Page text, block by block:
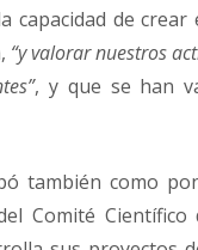
capacidad de
“y valorar nuestros
, y que se han
también como
Comité